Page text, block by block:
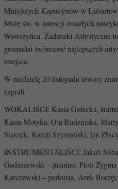
Mniejszych Kapucynów w
Mszę św. w intencji zmarłych
Wawrzyńca. Zaduszki Artystyczne
gromadzi twórczość najlepszych
miejscu.
W niedzielę 20 listopada utwory
zagrali:
WOKALIŚCI: Kasia Golecka,
Kasia Motyka, Ola Rudzińska,
Staszek, Kamil Szymański, Iza
INSTRUMENTALIŚCI: Jakub
Gadaszewski – pianino, Piotr
Karczewski – perkusja, Arek